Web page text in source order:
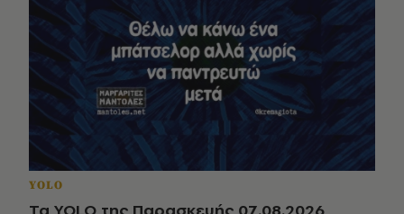
YOLO